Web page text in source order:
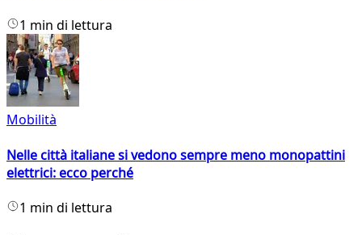
1 min di lettura
Mobilità
Nelle città italiane si vedono sempre meno monopattini
elettrici: ecco perché
1 min di lettura